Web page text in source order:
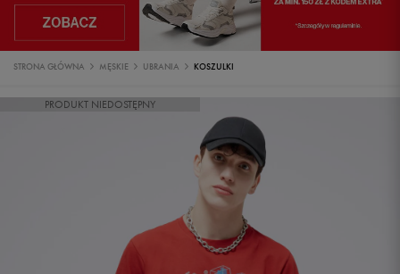
STRONA GŁÓWNA MĘSKIE UBRANIA KOSZULKI
PRODUKT NIEDOSTĘPNY